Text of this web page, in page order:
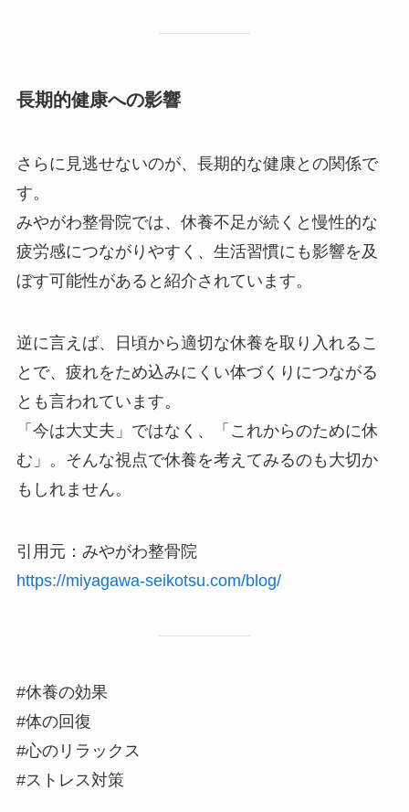
長期的健康への影響
さらに見逃せないのが、長期的な健康との関係で
す。
みやがわ整骨院では、休養不足が続くと慢性的な
疲労感につながりやすく、生活習慣にも影響を及
ぼす可能性があると紹介されています。
逆に言えば、日頃から適切な休養を取り入れるこ
とで、疲れをため込みにくい体づくりにつながる
とも言われています。
「今は大丈夫」ではなく、「これからのために休
む」。そんな視点で休養を考えてみるのも大切か
もしれません。
引用元：みやがわ整骨院
https://miyagawa-seikotsu.com/blog/
#休養の効果
#体の回復
#心のリラックス
#ストレス対策